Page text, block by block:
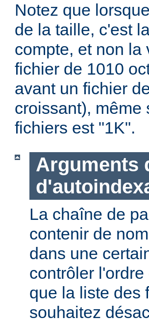
Notez que
de la taille, c'est
compte, et non la
fichier de 1010
avant un fichier
croissant), même
fichiers est "1K".
Arguments
La chaîne de
contenir de
dans une
contrôler
que la liste des
souhaitez